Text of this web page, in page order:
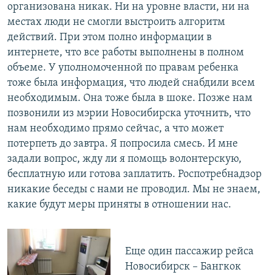
организована никак. Ни на уровне власти, ни на
местах люди не смогли выстроить алгоритм
действий. При этом полно информации в
интернете, что все работы выполнены в полном
объеме. У уполномоченной по правам ребенка
тоже была информация, что людей снабдили всем
необходимым. Она тоже была в шоке. Позже нам
позвонили из мэрии Новосибирска уточнить, что
нам необходимо прямо сейчас, а что может
потерпеть до завтра. Я попросила смесь. И мне
задали вопрос, жду ли я помощь волонтерскую,
бесплатную или готова заплатить. Роспотребнадзор
никакие беседы с нами не проводил. Мы не знаем,
какие будут меры приняты в отношении нас.
Еще один пассажир рейса
Новосибирск – Бангкок